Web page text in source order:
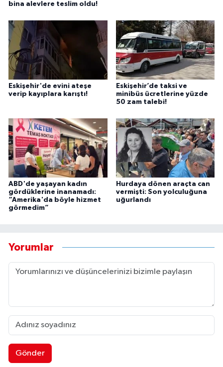
bina alevlere teslim oldu!
Eskişehir'de evini ateşe
verip kayıplara karıştı!
Eskişehir’de taksi ve
minibüs ücretlerine yüzde
50 zam talebi!
ABD'de yaşayan kadın
gördüklerine inanamadı:
“Amerika'da böyle hizmet
görmedim”
Hurdaya dönen araçta can
vermişti: Son yolculuğuna
uğurlandı
Yorumlar
Gönder